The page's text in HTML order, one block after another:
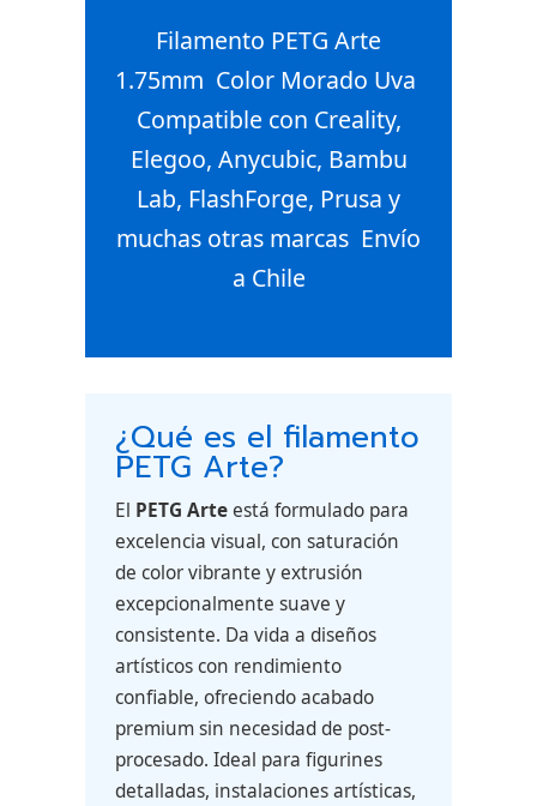
Filamento PETG Arte
1.75mm  Color Morado Uva 
Compatible con Creality,
Elegoo, Anycubic, Bambu
Lab, FlashForge, Prusa y
muchas otras marcas  Envío
a Chile
¿Qué es el filamento
PETG Arte?
El PETG Arteestá formulado para
excelencia visual, con saturación
de color vibrante y extrusión
excepcionalmente suave y
consistente. Da vida a diseños
artísticos con rendimiento
confiable, ofreciendo acabado
premium sin necesidad de post-
procesado. Ideal para figurines
detalladas, instalaciones artísticas,